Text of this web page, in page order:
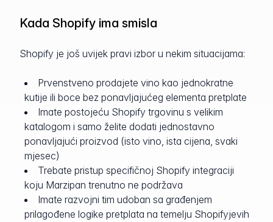
Kada Shopify ima smisla
Shopify je još uvijek pravi izbor u nekim situacijama:
Prvenstveno prodajete vino kao jednokratne
kutije ili boce bez ponavljajućeg elementa pretplate
Imate postojeću Shopify trgovinu s velikim
katalogom i samo želite dodati jednostavno
ponavljajući proizvod (isto vino, ista cijena, svaki
mjesec)
Trebate pristup specifičnoj Shopify integraciji
koju Marzipan trenutno ne podržava
Imate razvojni tim udoban sa građenjem
prilagođene logike pretplata na temelju Shopifyjevih